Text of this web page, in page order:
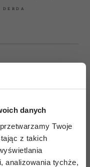
danych
przetwarzamy Twoje
z takich
analizowania tychże,
nie możesz